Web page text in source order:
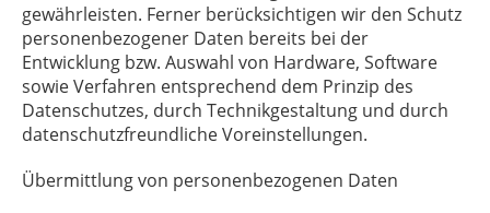
gewährleisten. Ferner berücksichtigen wir den Schutz
personenbezogener Daten bereits bei der
Entwicklung bzw. Auswahl von Hardware, Software
sowie Verfahren entsprechend dem Prinzip des
Datenschutzes, durch Technikgestaltung und durch
datenschutzfreundliche Voreinstellungen.
Übermittlung von personenbezogenen Daten